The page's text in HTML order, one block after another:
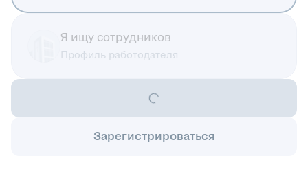
Я ищу сотрудников
Профиль работодателя
Зарегистрироваться